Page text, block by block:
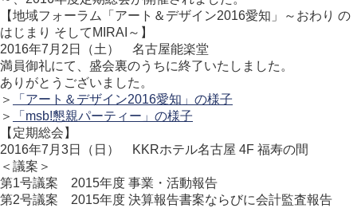
【地域フォーラム「アート＆デザイン2016愛知」～おわり の
はじまり そしてMIRAI～】
2016年7月2日（土） 名古屋能楽堂
満員御礼にて、盛会裏のうちに終了いたしました。
ありがとうございました。
＞
「アート＆デザイン2016愛知」の様子
＞
「msb!懇親パーティー」の様子
【定期総会】
2016年7月3日（日） KKRホテル名古屋 4F 福寿の間
＜議案＞
第1号議案 2015年度 事業・活動報告
第2号議案 2015年度 決算報告書案ならびに会計監査報告